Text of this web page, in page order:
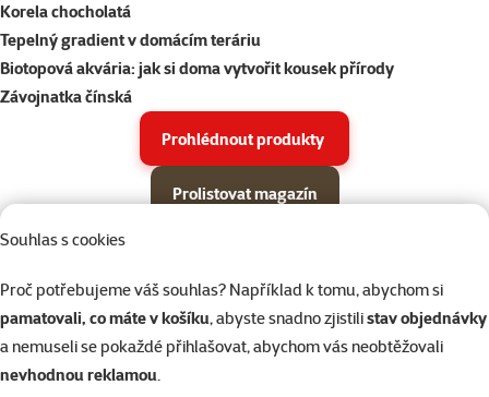
Souhlas s cookies
Proč potřebujeme váš souhlas? Například k tomu, abychom si
pamatovali, co máte v košíku, abyste snadno zjistilistav objednávky
a nemuseli se pokaždé přihlašovat, abychom vás neobtěžovali
nevhodnou reklamou.
Korela chocholatá
Tepelný gradient v domácím teráriu
Biotopová akvária: jak si doma vytvořit kousek přírody
Závojnatka čínská
Prohlédnout produkty
Prolistovat magazín
Podkategorie
Psi